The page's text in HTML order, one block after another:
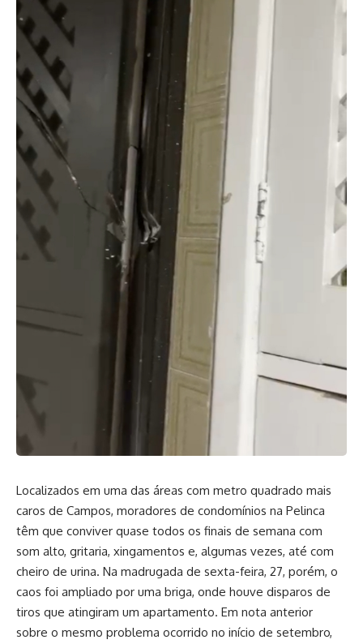
Localizados em uma das áreas com metro quadrado mais
caros de Campos, moradores de condomínios na Pelinca
têm que conviver quase todos os finais de semana com
som alto, gritaria, xingamentos e, algumas vezes, até com
cheiro de urina. Na madrugada de sexta-feira, 27, porém, o
caos foi ampliado por uma briga, onde houve disparos de
tiros que atingiram um apartamento. Em nota anterior
sobre o mesmo problema ocorrido no início de setembro,